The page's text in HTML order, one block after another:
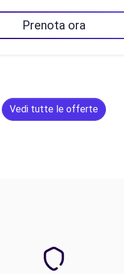
Prenota ora
Vedi tutte le offerte